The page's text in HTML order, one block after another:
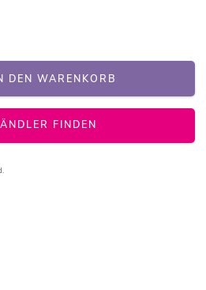
DEN WARENKORB
FINDEN